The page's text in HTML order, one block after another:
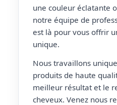
une couleur éclatante
notre équipe de
est là pour vous offrir
unique.
Nous travaillons
produits de haute
meilleur résultat et le
cheveux. Venez nous